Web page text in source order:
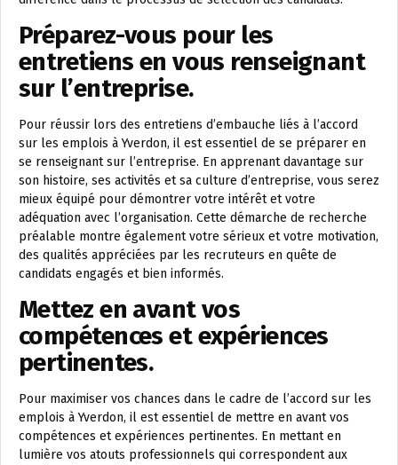
Préparez-vous pour les
entretiens en vous renseignant
sur l’entreprise.
Pour réussir lors des entretiens d’embauche liés à l’accord
sur les emplois à Yverdon, il est essentiel de se préparer en
se renseignant sur l’entreprise. En apprenant davantage sur
son histoire, ses activités et sa culture d’entreprise, vous serez
mieux équipé pour démontrer votre intérêt et votre
adéquation avec l’organisation. Cette démarche de recherche
préalable montre également votre sérieux et votre motivation,
des qualités appréciées par les recruteurs en quête de
candidats engagés et bien informés.
Mettez en avant vos
compétences et expériences
pertinentes.
Pour maximiser vos chances dans le cadre de l’accord sur les
emplois à Yverdon, il est essentiel de mettre en avant vos
compétences et expériences pertinentes. En mettant en
lumière vos atouts professionnels qui correspondent aux